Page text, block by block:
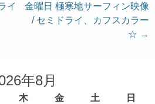
イ
金曜日 極寒地サーフィン映像
/ セミドライ、カフスカラー
☆ →
年8月
木 金 土
日